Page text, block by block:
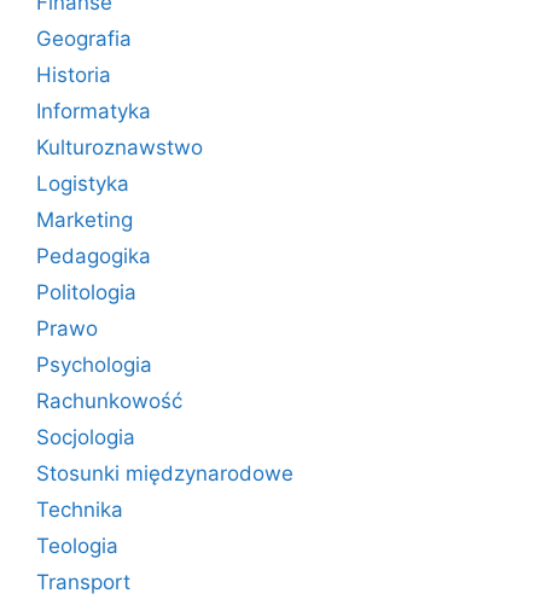
Geografia
Historia
Informatyka
Kulturoznawstwo
Logistyka
Marketing
Pedagogika
Politologia
Prawo
Psychologia
Rachunkowość
Socjologia
Stosunki międzynarodowe
Technika
Teologia
Transport